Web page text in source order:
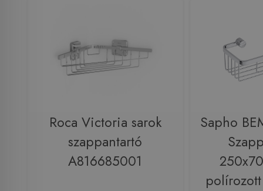
Roca Victoria sarok
szappantartó
A816685001
Sapho